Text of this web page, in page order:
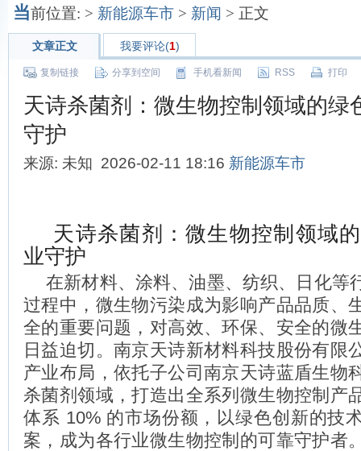
当前位置: > 新能源车市 > 新闻 > 正文
文章正文 我要评论(1)
复制链接 分享到空间 手机看新闻 RSS 打印
天诗杀菌剂：微生物控制领域的绿
守护
来源: 未知 2026-02-11 18:16 新能源车市
天诗杀菌剂：微生物控制领域
业守护
在新材料、涂料、油墨、纺织、日化等
过程中，微生物污染成为影响产品品质、
全的重要问题，对高效、环保、安全的微
日益迫切。南京天诗新材料科技股份有限
产业布局，依托子公司南京天诗蓝盾生物
杀菌剂领域，打造出全系列微生物控制产
体系 10% 的市场份额，以绿色创新的技
案，成为各行业微生物控制的可靠守护者